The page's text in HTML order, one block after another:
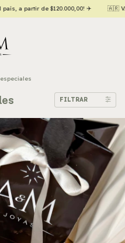
a partir de $120.000,00! ✈️ 🇦🇷
FILTRAR